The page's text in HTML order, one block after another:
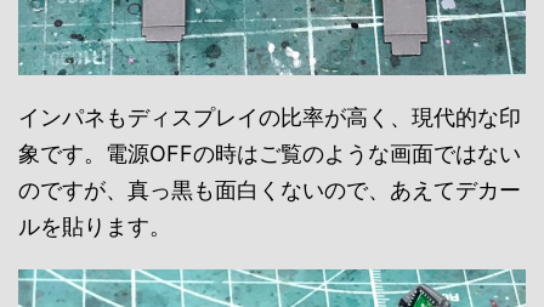
インパネもディスプレイの比率が高く、現代的な印
象です。電源OFFの時はご覧のような画面ではない
のですが、真っ黒も面白くないので、あえてデカー
ルを貼ります。